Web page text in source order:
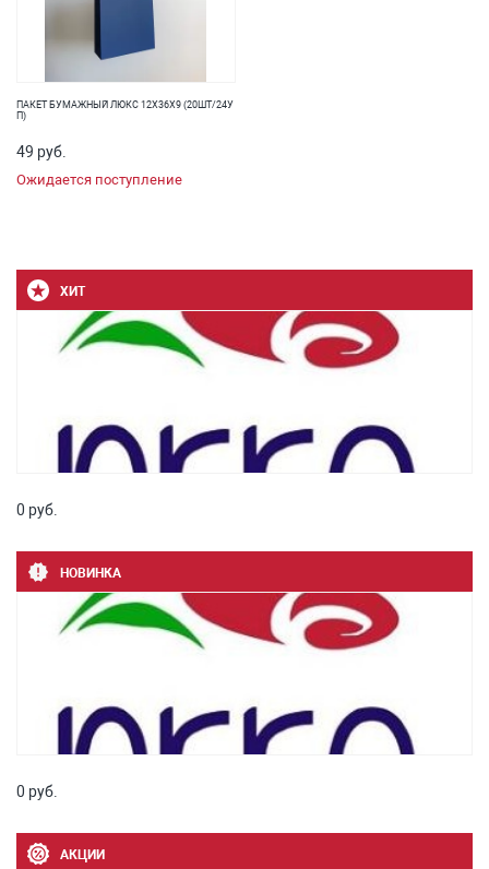
ПАКЕТ БУМАЖНЫЙ ЛЮКС 12Х36Х9 (20ШТ/24У
П)
49 руб.
Ожидается поступление
ХИТ
0 руб.
НОВИНКА
0 руб.
АКЦИИ